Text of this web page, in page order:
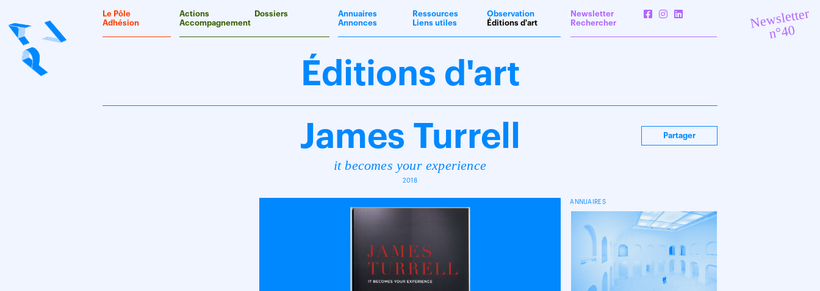
Newsletter
n°40
Le Pôle
Adhésion
Actions
Accompagnement
Dossiers
Annuaires
Annonces
Ressources
Liens utiles
Observation
Éditions d'art
Newsletter
Rechercher
Éditions d'art
Partager
James Turrell
it becomes your experience
2018
ANNUAIRES